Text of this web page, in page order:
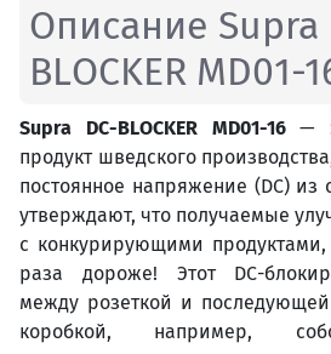
Описание Supra
BLOCKER MD01-
Supra DC-BLOCKER MD01-16—
продукт шведского
постоянное напряжение (DC) из
утверждают, что получаемые
с конкурирующими продуктами,
раза дороже! Этот DC-
между розеткой и последующей
коробкой, например,